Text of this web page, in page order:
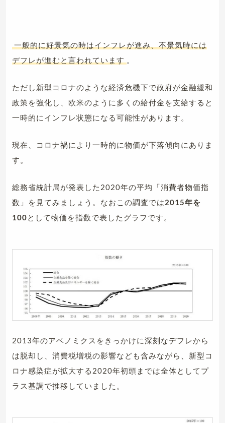
一般的に好景気の時はインフレが進み、不景気時には
デフレが進むと言われています 。
ただし新型コロナのような経済危機下で政府が金融緩和
政策を強化し、欧米のように多くの給付金を支給すると
一時的にインフレ状態になる可能性があります。
現在、コロナ禍により一時的に物価が下落傾向にありま
す。
総務省統計局が発表した2020年の平均「消費者物価指
数」を見てみましょう。なおこの調査では2015年を
100として物価を指数で表したグラフです。
2013年のアベノミクスをきっかけに深刻なデフレから
は脱却し、消費税増税の影響なども含みながら、新型コ
ロナ感染症が拡大する2020年初頭までは全体としてプ
ラス基調で推移していました。